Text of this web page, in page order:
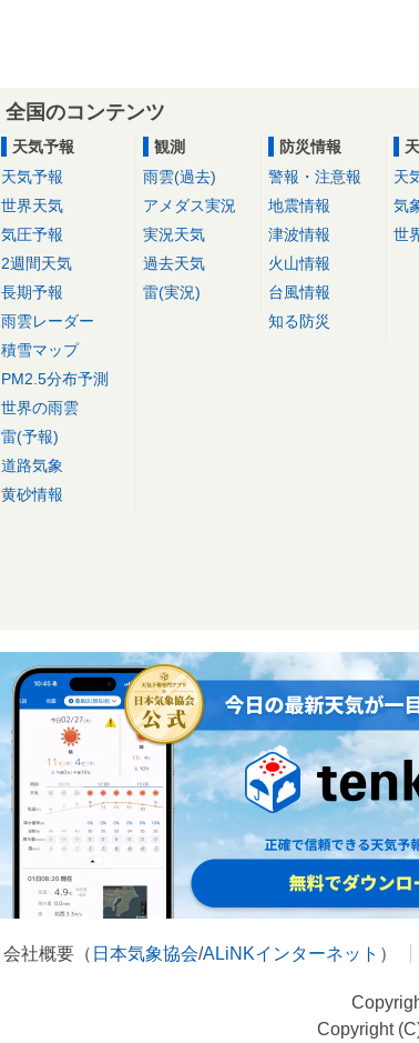
全国のコンテンツ
天気予報
天気予報
世界天気
気圧予報
2週間天気
長期予報
雨雲レーダー
積雪マップ
PM2.5分布予測
世界の雨雲
雷(予報)
道路気象
黄砂情報
観測
雨雲(過去)
アメダス実況
実況天気
過去天気
雷(実況)
防災情報
警報・注意報
地震情報
津波情報
火山情報
台風情報
知る防災
天
気
世
会社概要（ 日本気象協会/ALiNKインターネット ）
Copyright